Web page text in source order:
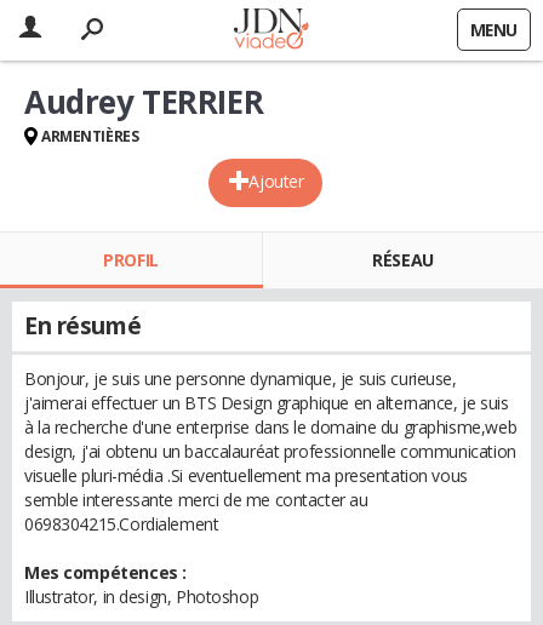
MENU
Ajouter
Audrey TERRIER
ARMENTIÈRES
PROFIL RÉSEAU
En résumé
Bonjour, je suis une personne dynamique, je suis curieuse,
j'aimerai effectuer un BTS Design graphique en alternance, je suis
à la recherche d'une enterprise dans le domaine du graphisme,web
design, j'ai obtenu un baccalauréat professionnelle communication
visuelle pluri-média .Si eventuellement ma presentation vous
semble interessante merci de me contacter au
0698304215.Cordialement
Mes compétences :
Illustrator, in design, Photoshop